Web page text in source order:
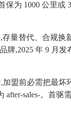
为 1000 公里
替代、合规换
,2025 年 9 月发
前必需把最坏
sales-。首